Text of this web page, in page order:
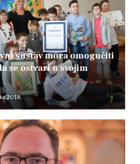
sustav mora omogućiti
se ostvari u svojim
2018.